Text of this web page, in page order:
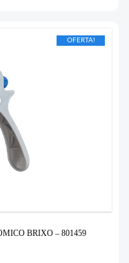
OFERTA!
BRIXO – 801459